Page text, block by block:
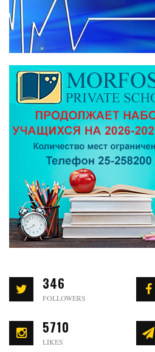
346
FOLLOWERS
5710
LIKES